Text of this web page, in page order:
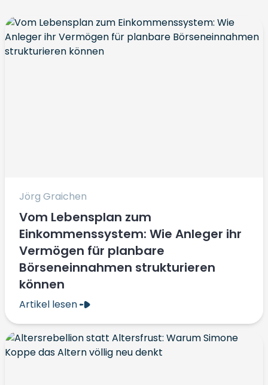
Jörg Graichen
Vom Lebensplan zum
Einkommenssystem: Wie Anleger ihr
Vermögen für planbare
Börseneinnahmen strukturieren
können
Artikel lesen